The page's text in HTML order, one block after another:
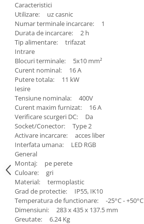
Caracteristici
Utilizare: uz casnic
Numar terminale incarcare: 1
Durata de incarcare: 2 h
Tip alimentare: trifazat
Intrare
Blocuri terminale: 5x10 mm²
Curent nominal: 16 A
Putere totala: 11 kW
Iesire
Tensiune nominala: 400V
Curent maxim furnizat: 16 A
Verificare scurgeri DC: Da
Socket/Conector: Type 2
Activare incarcare: acces liber
Interfata umana: LED RGB
General
Montaj: pe perete
Culoare: gri
Material: termoplastic
Grad de protectie: IP55, IK10
Temperatura de functionare: -25°C - +50°C
Dimensiuni: 283 x 435 x 137.5 mm
Greutate: 6.24 Kg